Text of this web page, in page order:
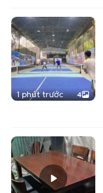
1 phút trước 4